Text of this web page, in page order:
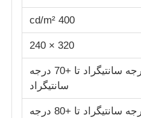
400 cd/m²
320 × 240
-20 درجه سانتیگراد تا +70 درجه
سانتیگراد
-30 درجه سانتیگراد تا +80 درجه